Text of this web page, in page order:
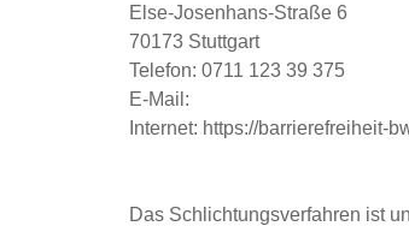
Else-Josenhans-Straße 6
70173 Stuttgart
Telefon: 0711 123 39 375
E-Mail:
Internet: https://barrierefreiheit-
Das Schlichtungsverfahren ist